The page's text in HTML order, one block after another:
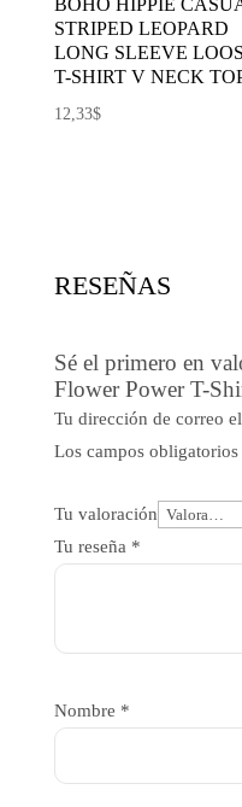
BOHO HIPPIE
STRIPED LEOPARD
LONG SLEEVE
T-SHIRT V NECK
12,33$
RESEÑAS
Sé el primero en
Flower Power T-
Tu dirección de correo
Los campos obligatorios
Tu valoración
Tu reseña *
Nombre *